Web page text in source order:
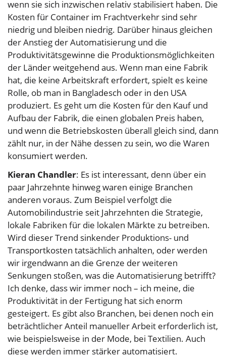
wenn sie sich inzwischen relativ stabilisiert haben. Die
Kosten für Container im Frachtverkehr sind sehr
niedrig und bleiben niedrig. Darüber hinaus gleichen
der Anstieg der Automatisierung und die
Produktivitätsgewinne die Produktionsmöglichkeiten
der Länder weitgehend aus. Wenn man eine Fabrik
hat, die keine Arbeitskraft erfordert, spielt es keine
Rolle, ob man in Bangladesch oder in den USA
produziert. Es geht um die Kosten für den Kauf und
Aufbau der Fabrik, die einen globalen Preis haben,
und wenn die Betriebskosten überall gleich sind, dann
zählt nur, in der Nähe dessen zu sein, wo die Waren
konsumiert werden.
Kieran Chandler: Es ist interessant, denn über ein
paar Jahrzehnte hinweg waren einige Branchen
anderen voraus. Zum Beispiel verfolgt die
Automobilindustrie seit Jahrzehnten die Strategie,
lokale Fabriken für die lokalen Märkte zu betreiben.
Wird dieser Trend sinkender Produktions- und
Transportkosten tatsächlich anhalten, oder werden
wir irgendwann an die Grenze der weiteren
Senkungen stoßen, was die Automatisierung betrifft?
Ich denke, dass wir immer noch – ich meine, die
Produktivität in der Fertigung hat sich enorm
gesteigert. Es gibt also Branchen, bei denen noch ein
beträchtlicher Anteil manueller Arbeit erforderlich ist,
wie beispielsweise in der Mode, bei Textilien. Auch
diese werden immer stärker automatisiert.